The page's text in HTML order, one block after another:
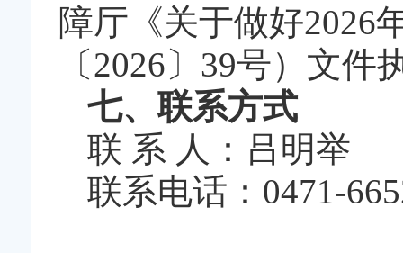
障厅《关于做好2026
〔2026〕39号）文件
七、联系方式
联 系 人：吕明举
联系电话：0471-